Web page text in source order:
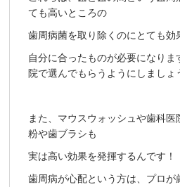
ても高いところの
歯周病菌を取り除くのにとても効
自分に合ったものが必要になり
院で選んでもらうようにしましょ
また、マウスウォッシュや歯科医
粉や歯ブラシも
実は高い効果を発揮するんです！
歯周病が心配という方は、プロが